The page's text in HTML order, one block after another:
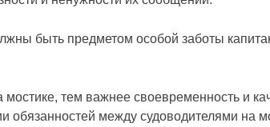
быть предметом особой заботы
тем важнее своевременность и
обязанностей между судоводителями на